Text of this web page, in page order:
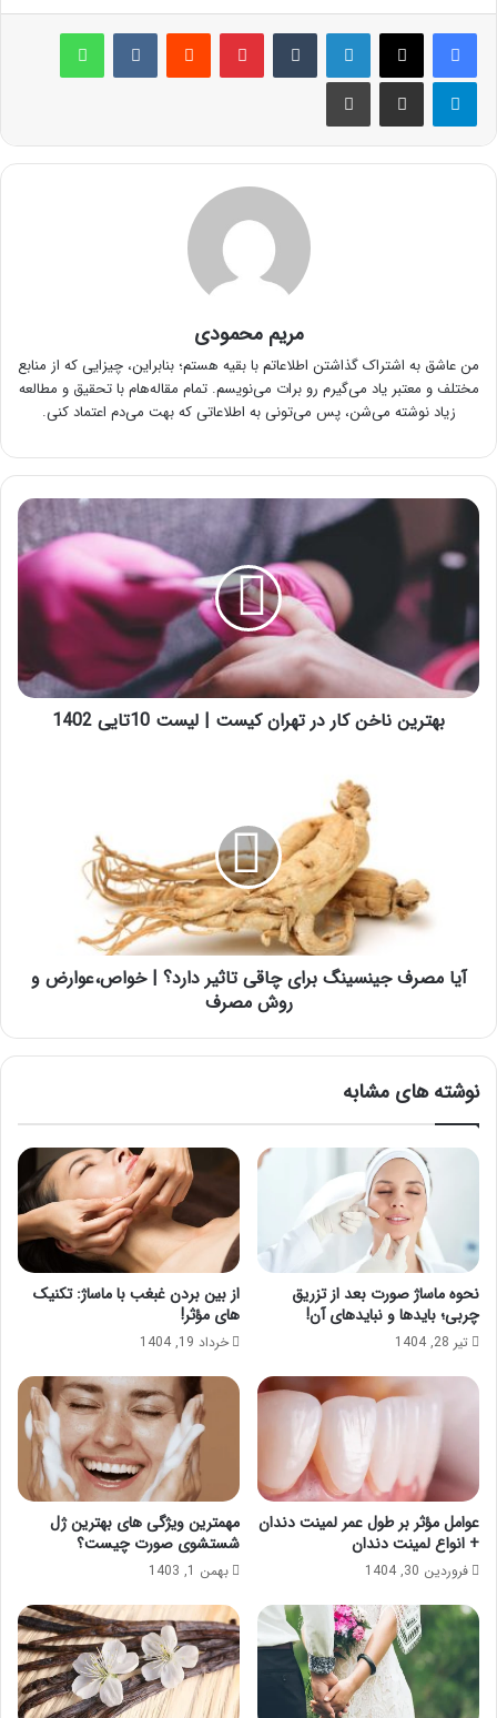
لینکدین ‫تامبلر پینترست‫رددیت ‫VKontakteواتس آپ
تلگرام اشتراک گذاری از طریق ایمیل چاپ
مریم محمودی
من عاشق به اشتراک گذاشتن اطلاعاتم با بقیه هستم؛ بنابراین، چیزایی که از منابع
مختلف و معتبر یاد می‌گیرم رو برات می‌نویسم. تمام مقاله‌هام با تحقیق و مطالعه
زیاد نوشته می‌شن، پس می‌تونی به اطلاعاتی که بهت می‌دم اعتماد کنی.
بهترین
کار
تهران
|
لیست
10تایی
بهترین ناخن کار در تهران کیست | لیست 10تایی 1402
آیا مصرف جینسینگ برای چاقی تاثیر دارد؟ | خواص،عوارض و
روش مصرف
نوشته های مشابه
نحوه ماساژ صورت بعد از تزریق
چربی؛ بایدها و نبایدهای آن!
تیر 28, 1404
از بین بردن غبغب با ماساژ: تکنیک
های مؤثر!
خرداد 19, 1404
عوامل مؤثر بر طول عمر لمینت دندان
+ انواع لمینت دندان
فروردین 30, 1404
مهمترین ویژگی های بهترین ژل
شستشوی صورت چیست؟
بهمن 1, 1403